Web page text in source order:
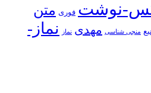
نوشت فوری متن
منجی شناسی مهدی نماز
نماز-